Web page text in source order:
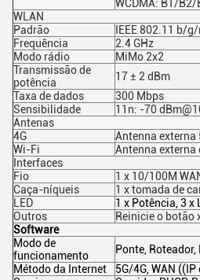
WCDMA: B1/
WLAN
Padrão
IEEE 802.11 b/
Frequência
2.4 GHz
Modo rádio
MiMo 2x2
Transmissão de
potência
17 ± 2 dBm
Taxa de dados
300 Mbps
Sensibilidade
11n: -70
Antenas
4G
Antenna externa
Wi-Fi
Antenna externa
Interfaces
Fio
1 x 10/100M
Caça-níqueis
1 x tomada de
LED
1 x Potência, 3 x
Outros
Reinicie o botão
Software
Modo de
funcionamento
Ponte,
Método da Internet
5G/4G, WAN